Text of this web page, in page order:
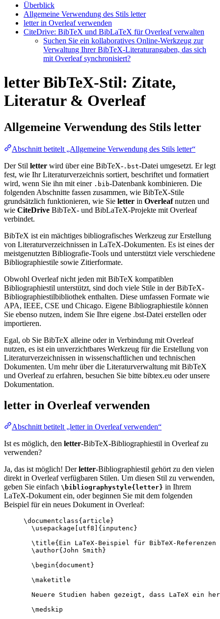
Überblick
Allgemeine Verwendung des Stils letter
letter in Overleaf verwenden
CiteDrive: BibTeX und BibLaTeX für Overleaf verwalten
Suchen Sie ein kollaboratives Online-Werkzeug zur
Verwaltung Ihrer BibTeX-Literaturangaben, das sich
mit Overleaf synchronisiert?
letter BibTeX-Stil: Zitate,
Literatur & Overleaf
Allgemeine Verwendung des Stils letter
Abschnitt betitelt „Allgemeine Verwendung des Stils letter“
Der Stil letter wird über eine BibTeX- .bst-Datei umgesetzt. Er legt
fest, wie Ihr Literaturverzeichnis sortiert, beschriftet und formatiert
wird, wenn Sie ihn mit einer .bib-Datenbank kombinieren. Die
folgenden Abschnitte fassen zusammen, wie BibTeX-Stile
grundsätzlich funktionieren, wie Sie letter in Overleafnutzen und
wie CiteDrive BibTeX- und BibLaTeX-Projekte mit Overleaf
verbindet.
BibTeX ist ein mächtiges bibliografisches Werkzeug zur Erstellung
von Literaturverzeichnissen in LaTeX-Dokumenten. Es ist eines der
meistgenutzten Bibliografie-Tools und unterstützt viele verschiedene
Bibliographiestile sowie Zitierformate.
Obwohl Overleaf nicht jeden mit BibTeX kompatiblen
Bibliographiestil unterstützt, sind doch viele Stile in der BibTeX-
Bibliographiestilbibliothek enthalten. Diese umfassen Formate wie
APA, IEEE, CSE und Chicago. Eigene Bibliographiestile können
Sie ebenso nutzen, indem Sie Ihre eigene .bst-Datei erstellen oder
importieren.
Egal, ob Sie BibTeX alleine oder in Verbindung mit Overleaf
nutzen, es ist ein unverzichtbares Werkzeug für die Erstellung von
Literaturverzeichnissen in wissenschaftlichen und technischen
Dokumenten. Um mehr über die Literaturverwaltung mit BibTeX
und Overleaf zu erfahren, besuchen Sie bitte bibtex.eu oder unsere
Dokumentation.
letter in Overleaf verwenden
Abschnitt betitelt „letter in Overleaf verwenden“
Ist es möglich, den letter-BibTeX-Bibliographiestil in Overleaf zu
verwenden?
Ja, das ist möglich! Derletter-Bibliographiestil gehört zu den vielen
direkt in Overleaf verfügbaren Stilen. Um diesen Stil zu verwenden,
geben Sie einfach \bibliographystyle{letter} in Ihrem
LaTeX-Dokument ein, oder beginnen Sie mit dem folgenden
Beispiel für ein neues Dokument in Overleaf:
\documentclass{ article }
\usepackage
utf8 ]{ inputenc }
\title{Ein LaTeX-Beispiel für BibTeX-
\author{John Smith}
\begin{ document }
\maketitle
Neuere Studien haben gezeigt, dass LaTeX ein
\medskip